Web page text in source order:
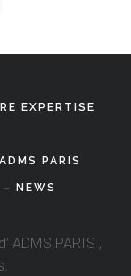
EXPERTISE
ADMS PARIS
NEWS
ADMS.PARIS ,